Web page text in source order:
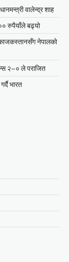
वालेन्द्र शाह
रुपैयाँले बढ्यो
नेपालको
२–० ले पराजित
भारत